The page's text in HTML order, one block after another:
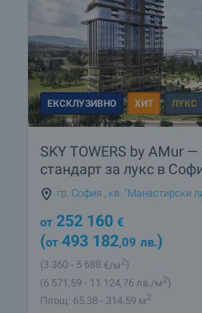
ЕКСКЛУЗИВНО ХИТ ЛУКС
SKY TOWERS by AMur
стандарт за лукс в
гр. София , кв. "Манастирски
от 252 160 €
(от 493 182,09 лв.)
(3 360 - 5 688 €/м2)
(6 571 ,59 - 11 124 ,76 лв./м2)
Площ: 65.38 - 314.59 м2